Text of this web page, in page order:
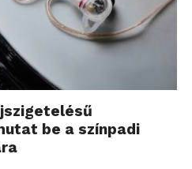
be a színpadi